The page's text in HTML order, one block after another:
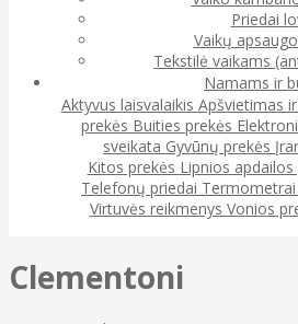
Priedai
Vaikų
Tekstilė vaikams
Namams ir
Aktyvus laisvalaikis Apšvietimas
prekės Buities prekės
sveikata Gyvūnų prekės
Kitos prekės Lipnios apdailos
Telefonų priedai
Virtuvės reikmenys Vonios
Clementoni